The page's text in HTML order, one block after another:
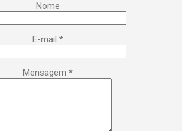
Nome
E-mail *
Mensagem *